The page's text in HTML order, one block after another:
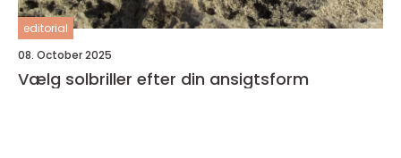
editorial
08. October 2025
Vælg solbriller efter din ansigtsform